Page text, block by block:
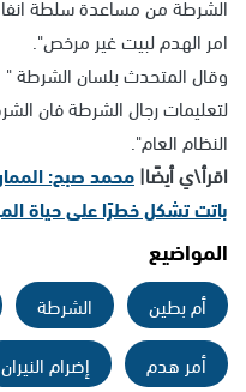
امر الهدم لبيت غير مرخص".
وقال المتحدث بلسان الشرطة
لتعليمات رجال الشرطة فان
النظام العام".
اقرأ\ي أيضًا|محمد صبح:
باتت تشكل خطرًا على حياة
المواضيع
أم بطين الشرطة
أمر هدم
إضرام النيران